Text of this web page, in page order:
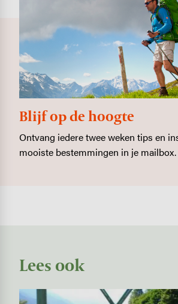
Blijf op de hoogte
Ontvang iedere twee weken tips en
mooiste bestemmingen in je mailbox.
Lees ook
Image